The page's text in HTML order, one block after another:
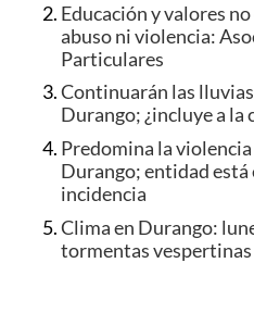
Educación y valores
abuso ni violencia:
Particulares
Continuarán las
Durango; ¿incluye a la
Predomina la
Durango; entidad está
incidencia
Clima en Durango:
tormentas vespertinas